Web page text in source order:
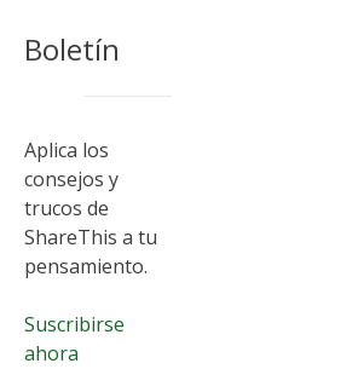
Boletín
Aplica los
consejos y
trucos de
ShareThis a tu
pensamiento.
Suscribirse
ahora